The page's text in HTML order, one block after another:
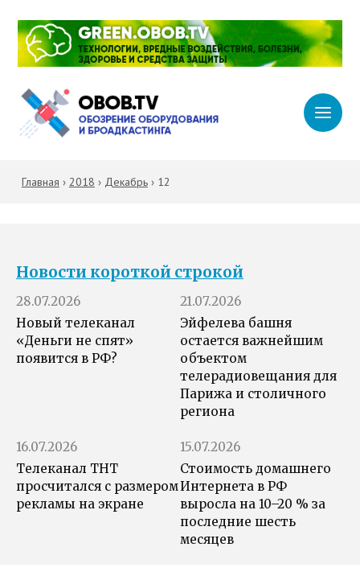
Главная › 2018 › Декабрь› 12
Новости короткой строкой
28.07.2026
Новый телеканал
«Деньги не спят»
появится в РФ?
21.07.2026
Эйфелева башня
остается важнейшим
объектом
телерадиовещания для
Парижа и столичного
региона
16.07.2026
Телеканал ТНТ
просчитался с размером
рекламы на экране
15.07.2026
Стоимость домашнего
Интернета в РФ
выросла на 10–20 % за
последние шесть
месяцев